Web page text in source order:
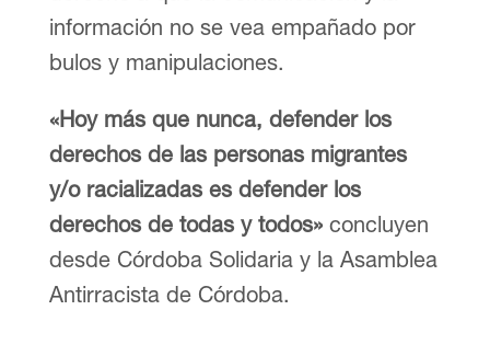
información no se vea empañado por
bulos y manipulaciones.
«Hoy más que nunca, defender los
derechos de las personas migrantes
y/o racializadas es defender los
derechos de todas y todos»concluyen
desde Córdoba Solidaria y la Asamblea
Antirracista de Córdoba.